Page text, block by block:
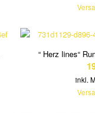
“ Herz lines“
inkl.